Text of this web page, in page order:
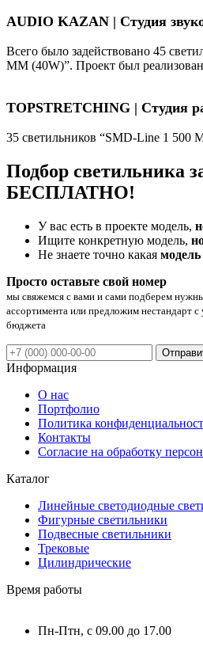
AUDIO KAZAN | Студия
Всего было задействовано 45
ММ (40W)”. Проект был
TOPSTRETCHING | Студия
35 светильников “SMD-Line 1 500
Подбор светильника
БЕСПЛАТНО!
У вас есть в проекте модель,
Ищите конкретную модель,
Не знаете точно какая
Просто оставьте свой номер
мы свяжемся с вами и сами подберем
ассортимента или предложим нестандарт
бюджета
Информация
О нас
Портфолио
Политика
Контакты
Согласие на обработку
Каталог
Линейные светодиодные
Фигурные светильники
Подвесные светильники
Трековые
Цилиндрические
Время работы
Пн-Птн, с 09.00 до 17.00